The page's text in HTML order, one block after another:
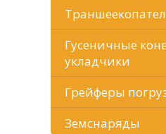
Гусеничные
укладчики
Грейферы
Земснаряды